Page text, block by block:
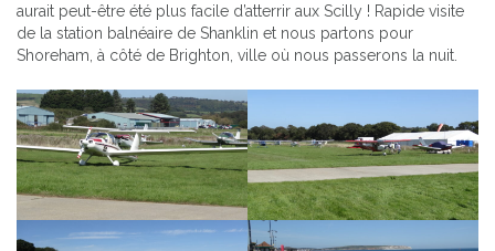
aurait peut-être été plus facile d’atterrir aux Scilly ! Rapide visite
de la station balnéaire de Shanklin et nous partons pour
Shoreham, à côté de Brighton, ville où nous passerons la nuit.